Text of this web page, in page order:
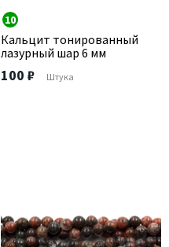
10
Кальцит тонированный
лазурный шар 6 мм
100 ₽ Штука